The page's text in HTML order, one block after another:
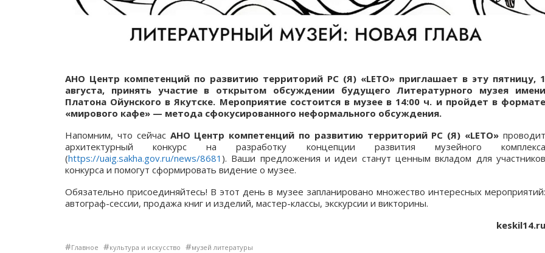
АНО Центр компетенций по развитию территорий РС (Я) «LETO» приглашает в эту пятницу, 1
августа, принять участие в открытом обсуждении будущего Литературного музея имени
Платона Ойунского в Якутске. Мероприятие состоится в музее в 14:00 ч. и пройдет в формате
«мирового кафе» — метода сфокусированного неформального обсуждения.
Напомним, что сейчас АНО Центр компетенций по развитию территорий РС (Я) «LETO» проводит
архитектурный конкурс на разработку концепции развития музейного комплекса
(https://uaig.sakha.gov.ru/news/8681 ). Ваши предложения и идеи станут ценным вкладом для участников
конкурса и помогут сформировать видение о музее.
Обязательно присоединяйтесь! В этот день в музее запланировано множество интересных мероприятий:
автограф-сессии, продажа книг и изделий, мастер-классы, экскурсии и викторины.
keskil14.ru
#Главное #культура и искусство #музей литературы